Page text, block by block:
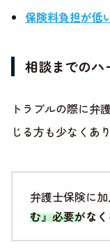
保険料負担が低
相談までのハ
トラブルの際に弁
じる方も少なくあ
弁護士保険に
む』必要がなく